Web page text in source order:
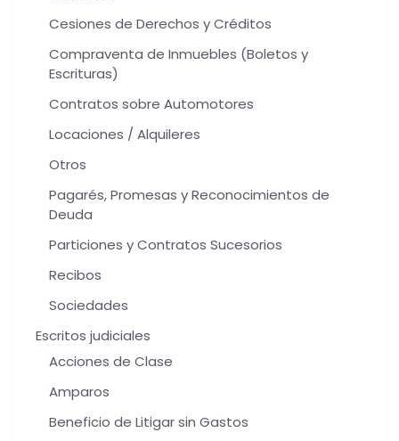
Cesiones de Derechos y Créditos
Compraventa de Inmuebles (Boletos y
Escrituras)
Contratos sobre Automotores
Locaciones / Alquileres
Otros
Pagarés, Promesas y Reconocimientos de
Deuda
Particiones y Contratos Sucesorios
Recibos
Sociedades
Escritos judiciales
Acciones de Clase
Amparos
Beneficio de Litigar sin Gastos